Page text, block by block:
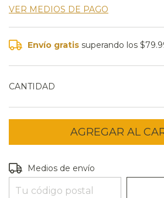
VER MEDIOS DE PAGO
Envío gratis superando los
CANTIDAD
Entregas para el CP:
Medios de envío